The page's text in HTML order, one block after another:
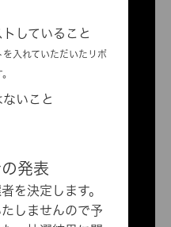
していること
入れていただいたリポ
いこと
発表
を決定します。
しませんので予